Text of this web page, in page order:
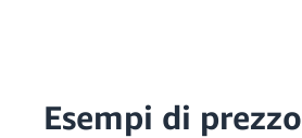
Esempi di prezzo